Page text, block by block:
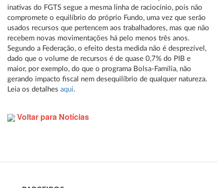
inativas do FGTS segue a mesma linha de raciocínio, pois não
compromete o equilíbrio do próprio Fundo, uma vez que serão
usados recursos que pertencem aos trabalhadores, mas que não
recebem novas movimentações há pelo menos três anos.
Segundo a Federação, o efeito desta medida não é desprezível,
dado que o volume de recursos é de quase 0,7% do PIB e
maior, por exemplo, do que o programa Bolsa-Família, não
gerando impacto fiscal nem desequilíbrio de qualquer natureza.
Leia os detalhes aqui.
Voltar para Notícias